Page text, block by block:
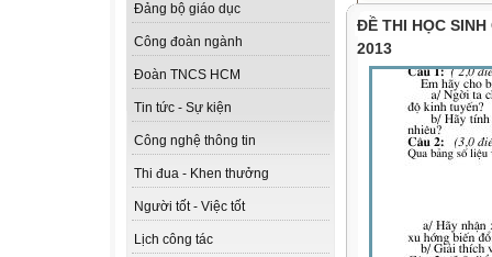
Đảng bộ giáo dục
Công đoàn ngành
Đoàn TNCS HCM
Tin tức - Sự kiện
Công nghệ thông tin
Thi đua - Khen thưởng
Người tốt - Việc tốt
Lịch công tác
ĐỀ THI HỌC
2013